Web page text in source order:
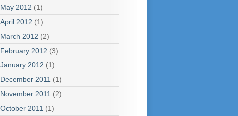
May 2012 (1)
April 2012 (1)
March 2012 (2)
February 2012 (3)
January 2012 (1)
December 2011 (1)
November 2011 (2)
October 2011 (1)